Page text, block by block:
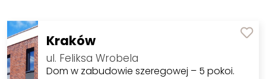
Kraków
ul. Feliksa Wrobela
Dom w zabudowie szeregowej – 5 pokoi.